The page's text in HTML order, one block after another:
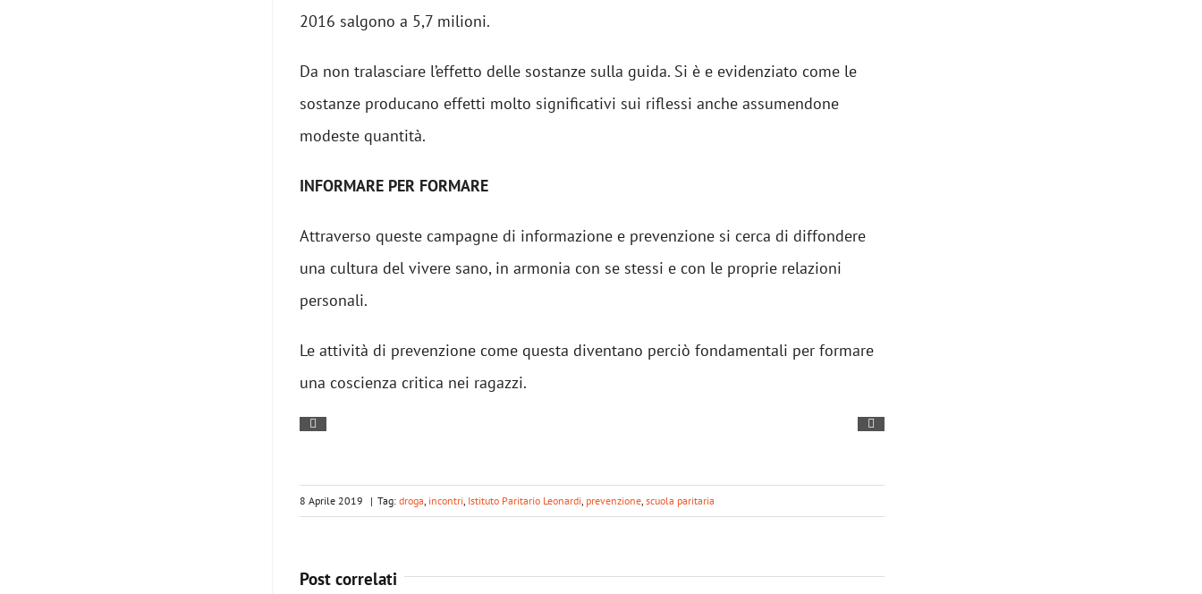
2016 salgono a 5,7 milioni.
Da non tralasciare l’effetto delle sostanze sulla guida. Si è e evidenziato come le
sostanze producano effetti molto significativi sui riflessi anche assumendone
modeste quantità.
INFORMARE PER FORMARE
Attraverso queste campagne di informazione e prevenzione si cerca di diffondere
una cultura del vivere sano, in armonia con se stessi e con le proprie relazioni
personali.
Le attività di prevenzione come questa diventano perciò fondamentali per formare
una coscienza critica nei ragazzi.
8 Aprile 2019 | Tag: droga incontri Istituto Paritario Leonardi prevenzione scuola paritaria
Post correlati